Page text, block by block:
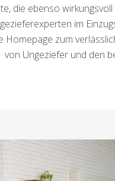
die ebenso
im
Homepage zum
von Ungeziefer und den